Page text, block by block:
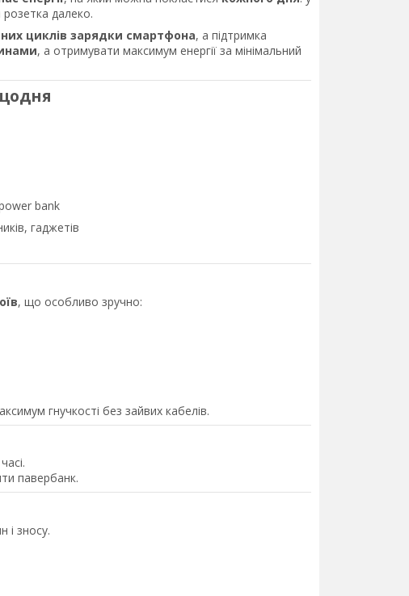
далеко.
циклів зарядки смартфона, а підтримка
, а отримувати максимум енергії за мінімальний
bank
гаджетів
, що особливо зручно:
гнучкості без зайвих кабелів.
павербанк.
і зносу.